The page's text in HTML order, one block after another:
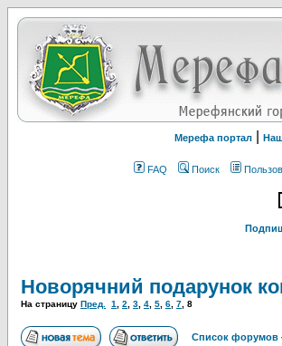
Мерефа портал
FAQ Поиск
Новорячний подарунок
На страницу Пред. 1 2 3 4 5 6 7 8
Список форумов